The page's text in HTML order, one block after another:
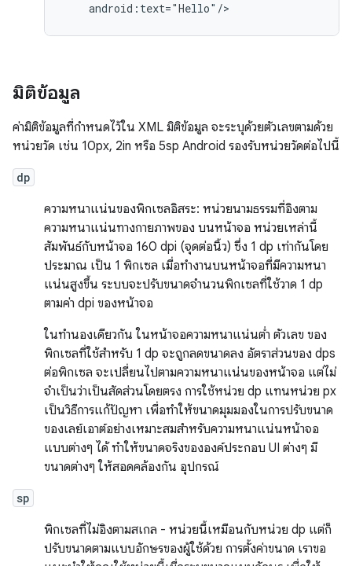
android:text="Hello"/>
มิติข้อมูล
ค่ามิติข้อมูลที่กำหนดไว้ใน XML มิติข้อมูล จะระบุด้วยตัวเลขตามด้วย
หน่วยวัด เช่น 10px, 2in หรือ 5sp Android รองรับหน่วยวัดต่อไปนี้
dp
ความหนาแน่นของพิกเซลอิสระ: หน่วยนามธรรมที่อิงตาม
ความหนาแน่นทางกายภาพของ บนหน้าจอ หน่วยเหล่านี้
สัมพันธ์กับหน้าจอ 160 dpi (จุดต่อนิ้ว) ซึ่ง 1 dp เท่ากันโดย
ประมาณ เป็น 1 พิกเซล เมื่อทำงานบนหน้าจอที่มีความหนา
แน่นสูงขึ้น ระบบจะปรับขนาดจำนวนพิกเซลที่ใช้วาด 1 dp
ตามค่า dpi ของหน้าจอ
ในทํานองเดียวกัน ในหน้าจอความหนาแน่นต่ำ ตัวเลข ของ
พิกเซลที่ใช้สำหรับ 1 dp จะถูกลดขนาดลง อัตราส่วนของ dps
ต่อพิกเซล จะเปลี่ยนไปตามความหนาแน่นของหน้าจอ แต่ไม่
จำเป็นว่าเป็นสัดส่วนโดยตรง การใช้หน่วย dp แทนหน่วย px
เป็นวิธีการแก้ปัญหา เพื่อทำให้ขนาดมุมมองในการปรับขนาด
ของเลย์เอาต์อย่างเหมาะสมสำหรับความหนาแน่นหน้าจอ
แบบต่างๆ ได้ ทำให้ขนาดจริงขององค์ประกอบ UI ต่างๆ มี
ขนาดต่างๆ ให้สอดคล้องกัน อุปกรณ์
sp
พิกเซลที่ไม่อิงตามสเกล - หน่วยนี้เหมือนกับหน่วย dp แต่ก็
ปรับขนาดตามแบบอักษรของผู้ใช้ด้วย การตั้งค่าขนาด เราขอ